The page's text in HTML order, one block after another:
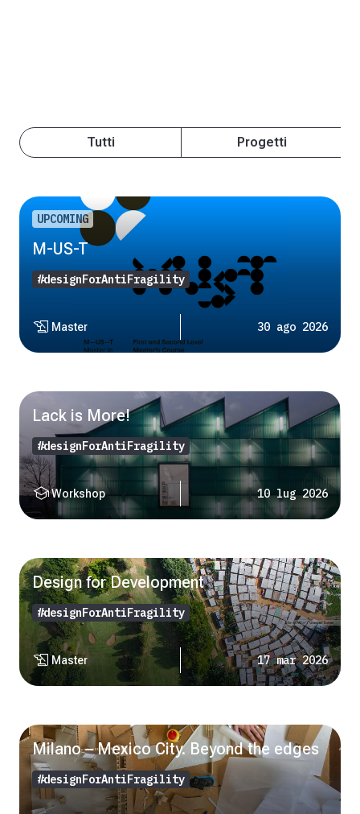
Tutti Progetti
UPCOMING
M-US-T
#designForAntiFragility
history_edu Master 30 ago 2026
Lack is More!
#designForAntiFragility
schoolWorkshop 10 lug 2026
Design for Development
#designForAntiFragility
history_eduMaster 17 mar 2026
Milano – Mexico City. Beyond the edges
#designForAntiFragility